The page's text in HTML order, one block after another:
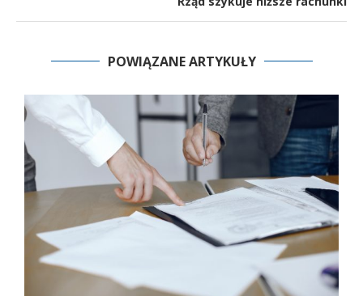
POWIĄZANE ARTYKUŁY